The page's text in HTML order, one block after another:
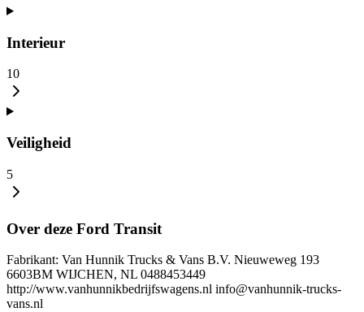
Interieur
10
Veiligheid
5
Over deze Ford Transit
Fabrikant: Van Hunnik Trucks & Vans B.V. Nieuweweg 193
6603BM WIJCHEN, NL 0488453449
http://www.vanhunnikbedrijfswagens.nl info@vanhunnik-trucks-
vans.nl